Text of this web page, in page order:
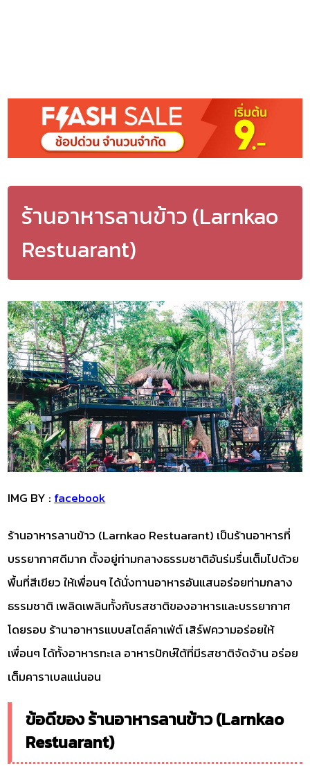
ร้านอาหารลานข้าว (Larnkao
Restuarant)
IMG BY :facebook
ร้านอาหารลานข้าว (Larnkao Restuarant) เป็นร้านอาหารที่
บรรยากาศดีมาก ตั้งอยู่ท่ามกลางธรรมชาติอันร่มรื่นเต็มไปด้วย
พื้นที่สีเขียว ให้เพื่อนๆ ได้นั่งทานอาหารอันแสนอร่อยท่ามกลาง
ธรรมชาติ เพลิดเพลินทั้งกับรสชาติของอาหารและบรรยากาศ
โดยรอบ ร้านาอาหารแบบสไตล์คาเฟ่ต์ เสิร์ฟความอร่อยให้
เพื่อนๆ ได้ทั้งอาหารทะเล อาหารปักษ์ใต้ที่มีรสชาติจัดจ้าน อร่อย
เต็มคาราเบลแน่นอน
ข้อดีของ ร้านอาหารลานข้าว (Larnkao
Restuarant)